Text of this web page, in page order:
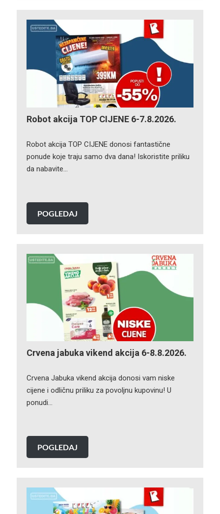
Robot akcija TOP CIJENE 6-7.8.2026.
Robot akcija TOP CIJENE donosi fantastične
ponude koje traju samo dva dana! Iskoristite priliku
da nabavite…
POGLEDAJ
Crvena jabuka vikend akcija 6-8.8.2026.
Crvena Jabuka vikend akcija donosi vam niske
cijene i odličnu priliku za povoljnu kupovinu! U
ponudi…
POGLEDAJ